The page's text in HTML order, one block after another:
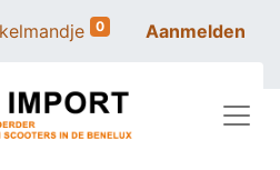
0 Aanmelden